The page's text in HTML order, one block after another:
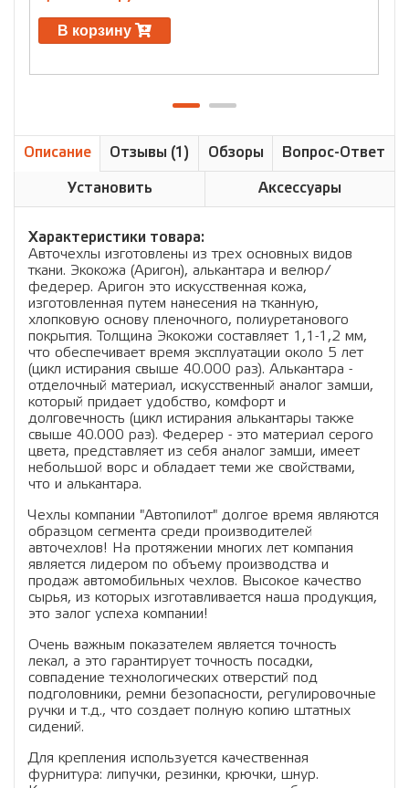
В корзину
Описание Отзывы (1) Обзоры Вопрос-Ответ
Установить Аксессуары
Характеристики товара:
Авточехлы изготовлены из трех основных видов
ткани. Экокожа (Аригон), алькантара и велюр/
федерер. Аригон это искусственная кожа,
изготовленная путем нанесения на тканную,
хлопковую основу пленочного, полиуретанового
покрытия. Толщина Экокожи составляет 1,1-1,2 мм,
что обеспечивает время эксплуатации около 5 лет
(цикл истирания свыше 40.000 раз). Алькантара -
отделочный материал, искусственный аналог замши,
который придает удобство, комфорт и
долговечность (цикл истирания алькантары также
свыше 40.000 раз). Федерер - это материал серого
цвета, представляет из себя аналог замши, имеет
небольшой ворс и обладает теми же свойствами,
что и алькантара.
Чехлы компании "Автопилот" долгое время являются
образцом сегмента среди производителей
авточехлов! На протяжении многих лет компания
является лидером по объему производства и
продаж автомобильных чехлов. Высокое качество
сырья, из которых изготавливается наша продукция,
это залог успеха компании!
Очень важным показателем является точность
лекал, а это гарантирует точность посадки,
совпадение технологических отверстий под
подголовники, ремни безопасности, регулировочные
ручки и т.д., что создает полную копию штатных
сидений.
Для крепления используется качественная
фурнитура: липучки, резинки, крючки, шнур.